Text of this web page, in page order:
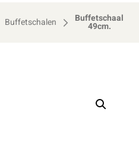
Buffetschalen Buffetschaal
49cm.